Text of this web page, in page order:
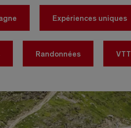
Expériences uniques
Randonnées VTT